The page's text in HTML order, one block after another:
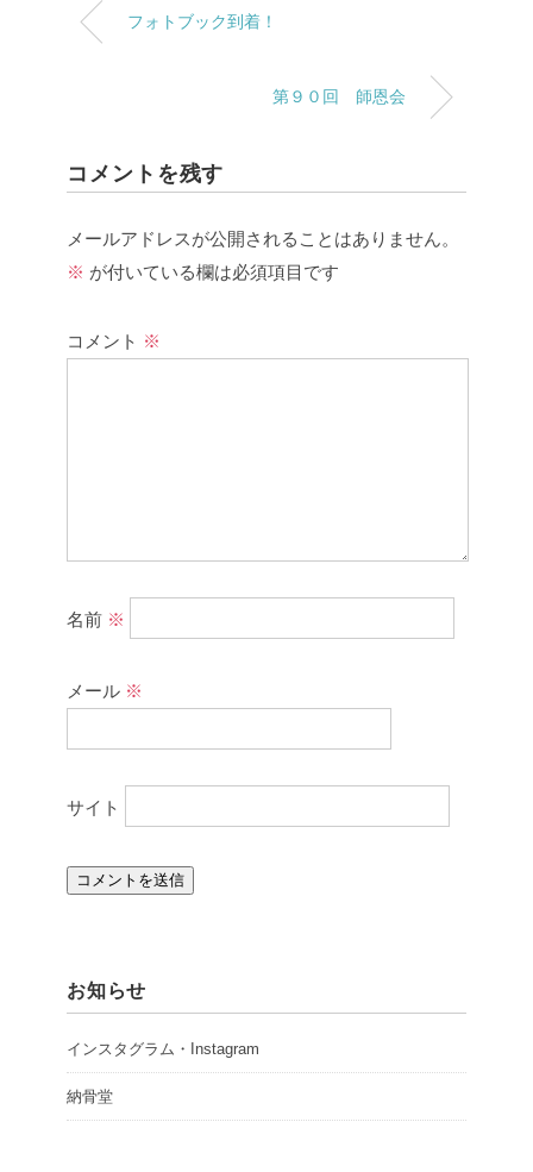
フォトブック到着！
第９０回 師恩会
コメントを残す
メールアドレスが公開されることはありません。
※ が付いている欄は必須項目です
コメント ※
名前 ※
メール ※
サイト
お知らせ
インスタグラム・Instagram
納骨堂